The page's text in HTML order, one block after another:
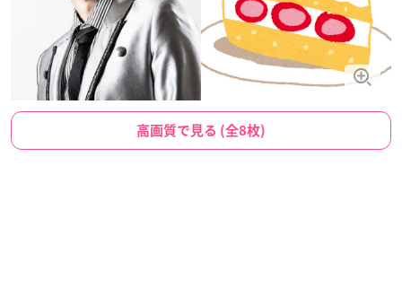
高画質で見る (全8枚)